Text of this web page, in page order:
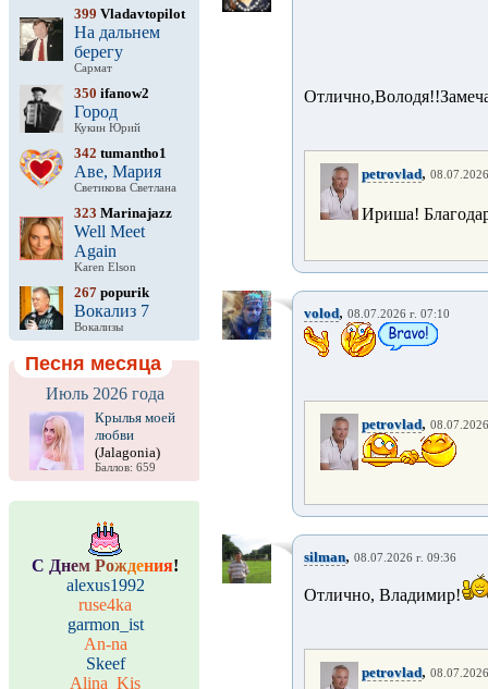
399 Vladavtopilot
На дальнем
берегу
Сармат
350 ifanow2
Город
Кукин Юрий
342 tumantho1
Аве, Мария
Светикова Светлана
323 Marinajazz
Well Meet
Again
Karen Elson
267 popurik
Вокализ 7
Вокализы
Песня месяца
Июль 2026 года
Крылья моей
любви
(Jalagonia)
Баллов: 659
С Днем Рождения!
alexus1992
ruse4ka
garmon_ist
An-na
Skeef
Alina_Kis
petrovlad,
Ириша!
volod, 08.07.2026 г. 07:10
petrovlad,
silman, 08.07.2026 г. 09:36
Отлично, Владимир!
petrovlad,